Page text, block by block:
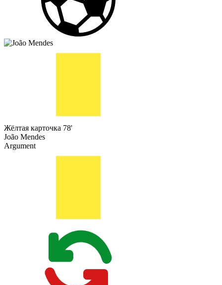
Жёлтая карточка 78'
João Mendes
Argument